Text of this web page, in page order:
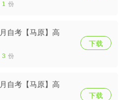
1 份
自考【马原】高
3 份
下载
自考【马原】高
下载